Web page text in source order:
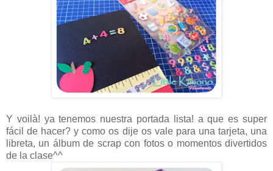
Y voilà! ya tenemos nuestra portada lista! a que es super
fácil de hacer? y como os dije os vale para una tarjeta, una
libreta, un álbum de scrap con fotos o momentos divertidos
de la clase^^